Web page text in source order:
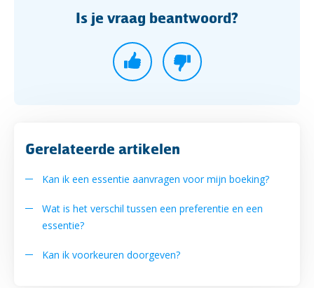
Is je vraag beantwoord?
Gerelateerde artikelen
Kan ik een essentie aanvragen voor mijn boeking?
Wat is het verschil tussen een preferentie en een
essentie?
Kan ik voorkeuren doorgeven?